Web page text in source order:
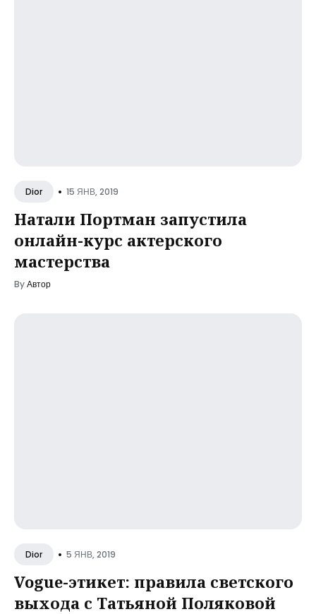
Dior • 15 ЯНВ, 2019
Натали Портман запустила
онлайн-курс актерского
мастерства
ByАвтор
Dior • 5 ЯНВ, 2019
Vogue-этикет: правила светского
выхода с Татьяной Поляковой